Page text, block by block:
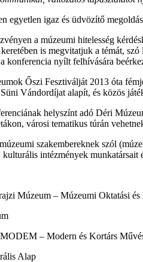
egyetlen igaz és üdvözítő
a múzeumi hitelesség
is megvitatjuk a témát,
konferencia nyílt felhívására
Őszi Fesztiválját 2013 óta
Vándordíjat alapít, és közös
helyszínt adó Déri
városi tematikus túrán
szakembereknek szól
intézmények
Múzeum – Múzeumi Oktatási
– Modern és Kortárs
Alap